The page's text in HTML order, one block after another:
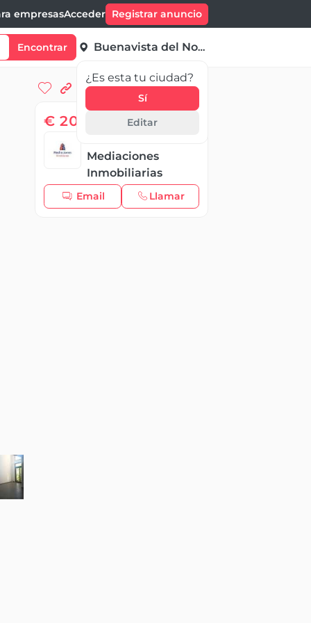
empresasAcceder Registrar anuncio
Encontrar Buenavista del Norte
¿Es esta tu ciudad?
Sí
Editar
€ 209 000,00
Mediaciones
Inmobiliarias
Email Llamar